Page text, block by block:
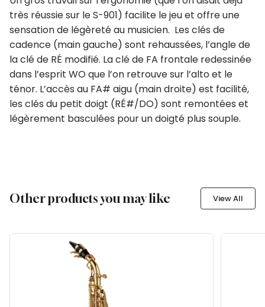
très réussie sur le S-901) facilite le jeu et offre une
sensation de légèreté au musicien. Les clés de
cadence (main gauche) sont rehaussées, l’angle de
la clé de RÉ modifié. La clé de FA frontale redessinée
dans l’esprit WO que l’on retrouve sur l’alto et le
ténor. L’accès au FA# aigu (main droite) est facilité,
les clés du petit doigt (RÉ#/DO) sont remontées et
légèrement basculées pour un doigté plus souple.
Other products you may like View All